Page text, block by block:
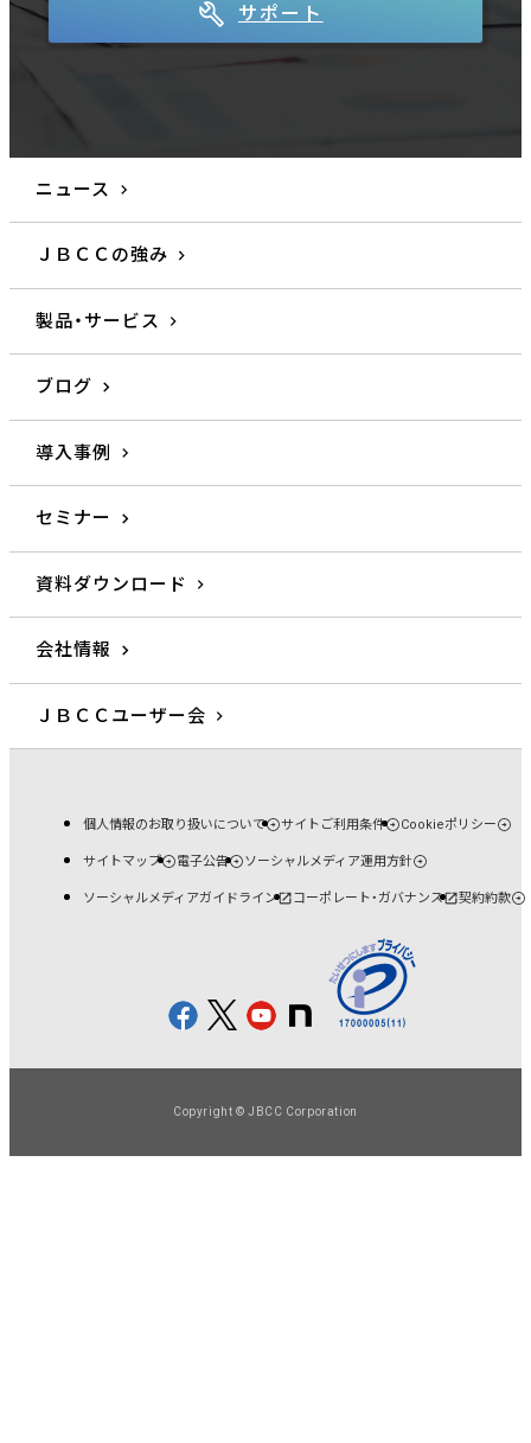
サポート
ニュース
ＪＢＣＣの強み
製品・サービス
ブログ
導入事例
セミナー
資料ダウンロード
会社情報
ＪＢＣＣユーザー会
個人情報のお取り扱いについて サイトご利用条件 Cookieポリシー
サイトマップ 電子公告 ソーシャルメディア運用方針
ソーシャルメディアガイドライン コーポレート・ガバナンス 契約約款
Copyright © JBCC Corporation